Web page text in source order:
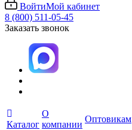
ВойтиМой кабинет
8 (800) 511-05-45
Заказать звонок
Каталог
О
компании
Оптовикам